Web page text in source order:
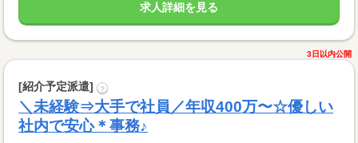
求人詳細を見る
3日以内公開
[紹介予定派遣] ?
＼未経験⇒大手で社員／年収400万〜☆優しい
社内で安心＊事務♪